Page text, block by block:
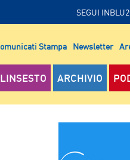
SEGUI
Stampa Newsletter
ARCHIVIO